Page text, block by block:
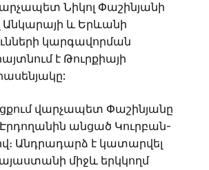
Նիկոլ Փաշինյանի
Անկարայի և Երևանի
կարգավորման
է Թուրքիայի
վարչապետ Փաշինյանը
Էրդողանին անցած Կուրբան-
Անդրադարձ է կատարվել
միջև երկկողմ